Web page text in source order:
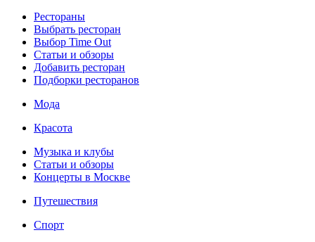
Рестораны
Выбрать ресторан
Выбор Time Out
Статьи и обзоры
Добавить ресторан
Подборки ресторанов
Мода
Красота
Музыка и клубы
Статьи и обзоры
Концерты в Москве
Путешествия
Спорт